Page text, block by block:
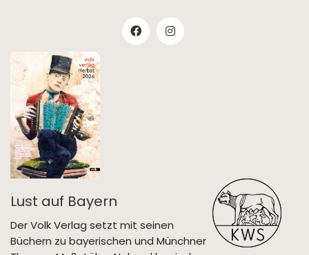
Lust auf Bayern
Der Volk Verlag setzt mit seinen
Büchern zu bayerischen und Münchner